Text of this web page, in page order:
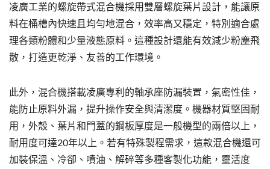
凌廣工業的螺旋帶式混合機採用雙層螺旋葉片設計，能讓原
料在桶槽內快速且均勻地混合，效率高又穩定，特別適合處
理各類粉體和少量液態原料。這種設計還能有效減少粉塵飛
散，打造更乾淨、友善的工作環境。
此外，混合機搭載凌廣專利的軸承座防漏裝置，氣密性佳，
能防止原料外漏，提升操作安全與清潔度。機器材質堅固耐
用，外殼、葉片和門蓋的鋼板厚度是一般機型的兩倍以上，
耐用度可達20年以上。若有特殊製程需求，這款混合機還可
加裝保溫、冷卻、噴油、解碎等多種客製化功能，靈活度